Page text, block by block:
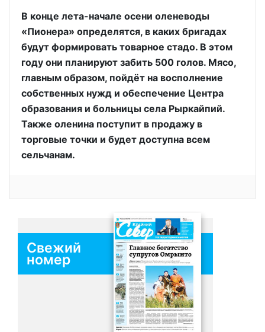
В конце лета-начале осени оленеводы
«Пионера» определятся, в каких бригадах
будут формировать товарное стадо. В этом
году они планируют забить 500 голов. Мясо,
главным образом, пойдёт на восполнение
собственных нужд и обеспечение Центра
образования и больницы села Рыркайпий.
Также оленина поступит в продажу в
торговые точки и будет доступна всем
сельчанам.
Свежий
номер